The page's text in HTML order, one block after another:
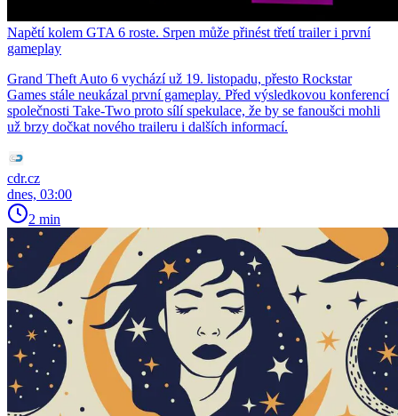
Napětí kolem GTA 6 roste. Srpen může přinést třetí trailer i první
gameplay
Grand Theft Auto 6 vychází už 19. listopadu, přesto Rockstar
Games stále neukázal první gameplay. Před výsledkovou konferencí
společnosti Take-Two proto sílí spekulace, že by se fanoušci mohli
už brzy dočkat nového traileru i dalších informací.
cdr.cz
dnes, 03:00
2 min